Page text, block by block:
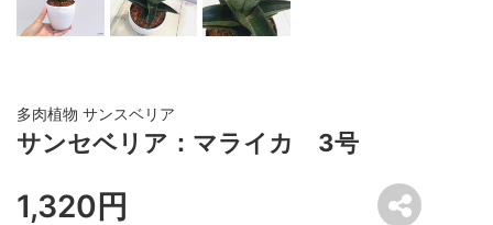
多肉植物 サンスベリア
サンセベリア：マライカ 3号
1,320円